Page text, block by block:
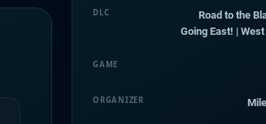
DLC
Road to the
Going East! |
GAME
ORGANIZER